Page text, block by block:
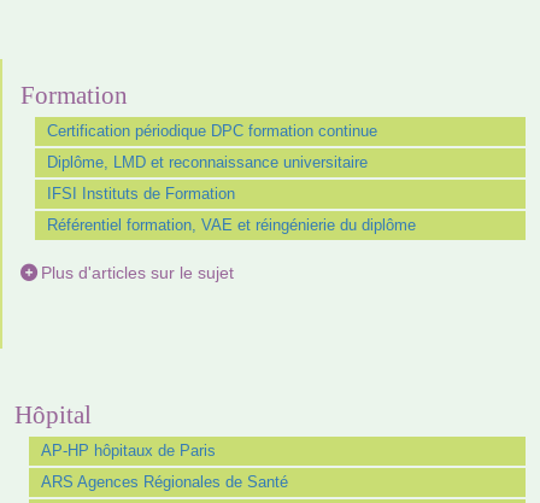
Formation
Certification périodique DPC formation continue
Diplôme, LMD et reconnaissance universitaire
IFSI Instituts de Formation
Référentiel formation, VAE et réingénierie du diplôme
Plus d'articles sur le sujet
Hôpital
AP-HP hôpitaux de Paris
ARS Agences Régionales de Santé